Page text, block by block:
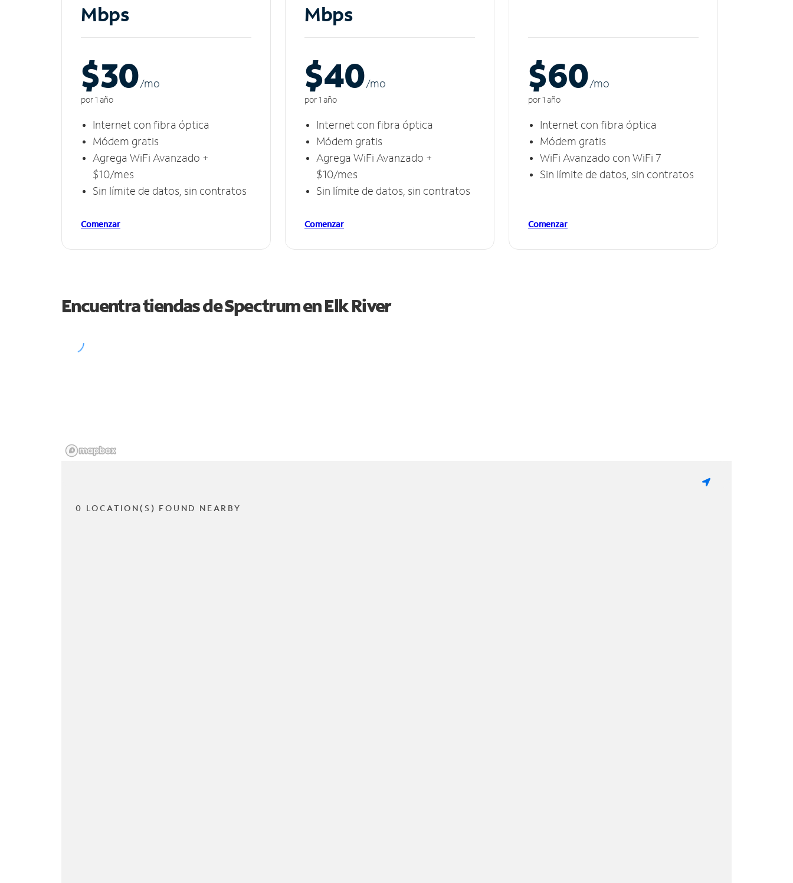
Mbps
$30/mo
por 1 año
Internet con fibra óptica
Módem gratis
Agrega WiFi Avanzado +
$10/mes
Sin límite de datos, sin contratos
Comenzar
Mbps
$40/mo
por 1 año
Internet con fibra óptica
Módem gratis
Agrega WiFi Avanzado +
$10/mes
Sin límite de datos, sin contratos
Comenzar
$60/mo
por 1 año
Internet con fibra óptica
Módem gratis
WiFi Avanzado con WiFi 7
Sin límite de datos, sin contratos
Comenzar
Encuentra tiendas de Spectrum enElk River
0 LOCATION(S) FOUND NEARBY